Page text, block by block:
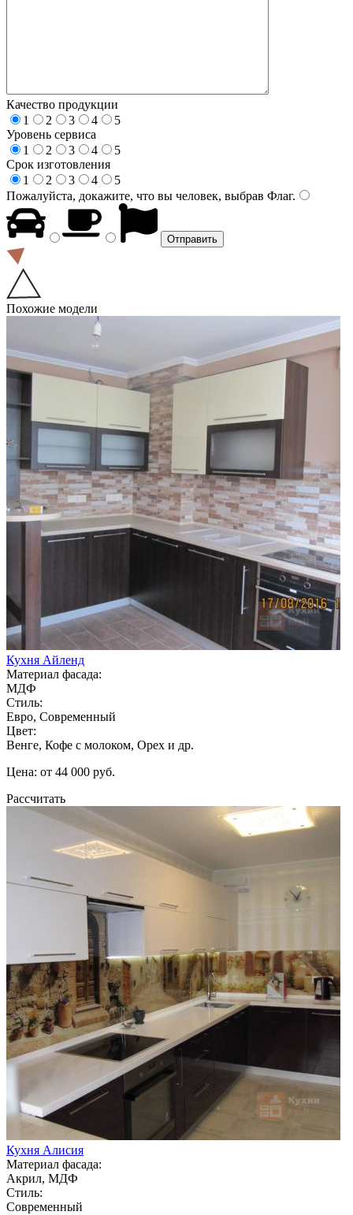
Качество продукции
1
2 3 4
5
Уровень сервиса
1
2 3 4
5
Срок изготовления
1
2 3 4
5
Пожалуйста, докажите, что вы человек, выбрав Флаг.
Похожие модели
Кухня Айленд
Материал фасада:
МДФ
Стиль:
Евро, Современный
Цвет:
Венге, Кофе с молоком, Орех и др.
Цена: от 44 000 руб.
Рассчитать
Кухня Алисия
Материал фасада:
Акрил, МДФ
Стиль:
Современный